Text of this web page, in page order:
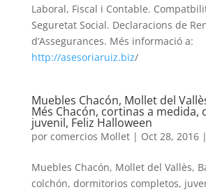
Laboral, Fiscal i Contable.
Seguretat Social. Declaracions de
d’Assegurances. Més informació a:
http://asesoriaruiz.biz/
Muebles Chacón, Mollet del
Més Chacón, cortinas a
juvenil, Feliz Halloween
por comercios Mollet| Oct 28, 2016|
Muebles Chacón, Mollet del Vallès,
colchón, dormitorios completos,